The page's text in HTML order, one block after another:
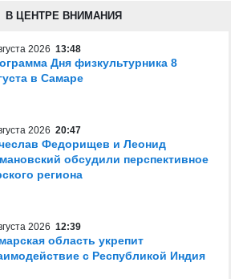
В ЦЕНТРЕ ВНИМАНИЯ
2026 13:48
Дня физкультурника 8
в Самаре
2026 20:47
Федорищев и Леонид
обсудили перспективное
региона
2026 12:39
область укрепит
с Республикой Индия